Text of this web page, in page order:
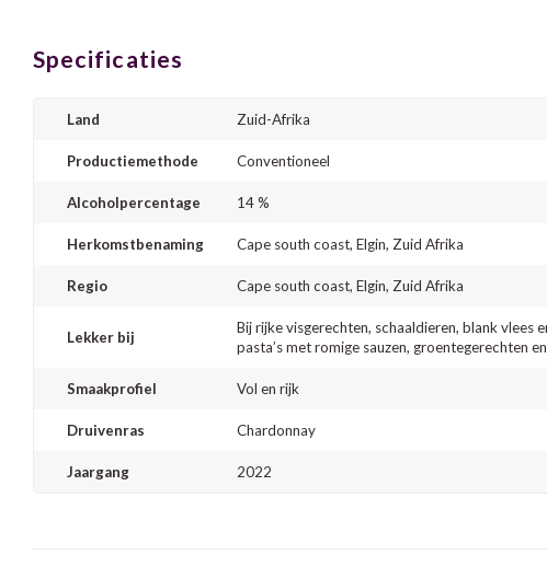
Specificaties
Land Zuid-Afrika
Productiemethode Conventioneel
Alcoholpercentage 14 %
Herkomstbenaming Cape south coast, Elgin, Zuid Afrika
Regio Cape south coast, Elgin, Zuid Afrika
Lekker bij
Bij rijke visgerechten, schaaldieren, blank vlees
pasta’s met romige sauzen, groentegerechten
Smaakprofiel Vol en rijk
Druivenras Chardonnay
Jaargang 2022